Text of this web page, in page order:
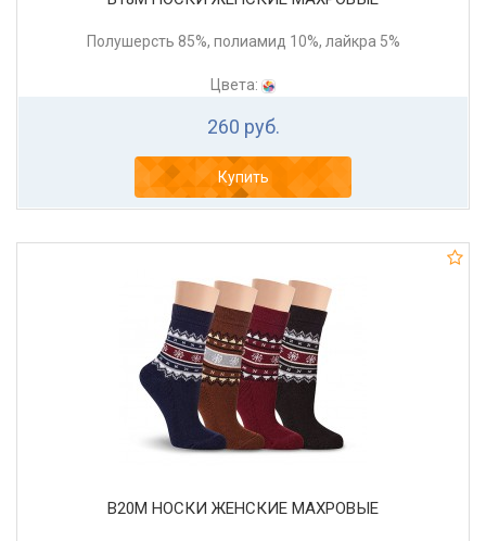
Полушерсть 85%, полиамид 10%, лайкра 5%
Цвета:
260 руб.
Купить
В20М НОСКИ ЖЕНСКИЕ МАХРОВЫЕ